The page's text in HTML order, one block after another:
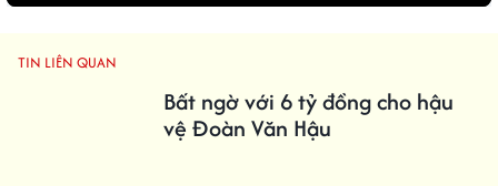
TIN LIÊN QUAN
Bất ngờ với 6 tỷ đồng cho hậu
vệ Đoàn Văn Hậu